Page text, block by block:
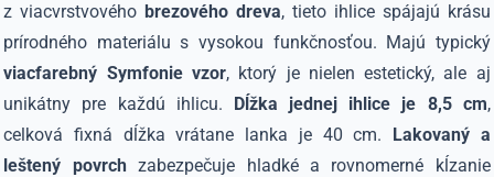
z viacvrstvovéhobrezového dreva, tieto ihlice spájajú krásu
prírodného materiálu s vysokou funkčnosťou. Majú typický
viacfarebný Symfonie vzor, ktorý je nielen estetický, ale aj
unikátny pre každú ihlicu. Dĺžka jednej ihlice je 8,5 cm,
celková fixná dĺžka vrátane lanka je 40 cm. Lakovaný a
leštený povrchzabezpečuje hladké a rovnomerné kĺzanie